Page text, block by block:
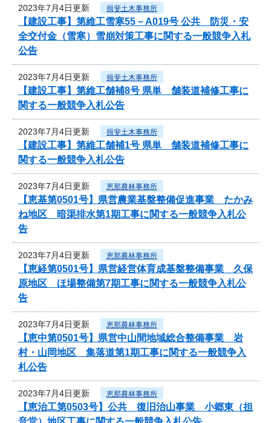
2023年7月4日更新 揖斐土木事務所
【建設工事】第維工雪寒55－A019号 公共 防災・安
全交付金（雪寒）雪崩対策工事に関する一般競争入札
公告
2023年7月4日更新 揖斐土木事務所
【建設工事】第維工舗補8号 県単 舗装道補修工事に
関する一般競争入札公告
2023年7月4日更新 揖斐土木事務所
【建設工事】第維工舗補1号 県単 舗装道補修工事に
関する一般競争入札公告
2023年7月4日更新 恵那農林事務所
【恵基第0501号】県営農業基盤整備促進事業 たかみ
ね地区 暗渠排水第1期工事に関する一般競争入札公
告
2023年7月4日更新 恵那農林事務所
【恵経第0501号】県営経営体育成基盤整備事業 久保
原地区 ほ場整備第7期工事に関する一般競争入札公
告
2023年7月4日更新 恵那農林事務所
【恵中第0501号】県営中山間地域総合整備事業 岩
村・山岡地区 集落道第1期工事に関する一般競争入
札公告
2023年7月4日更新 恵那農林事務所
【恵治工第0503号】公共 復旧治山事業 小郷東（担